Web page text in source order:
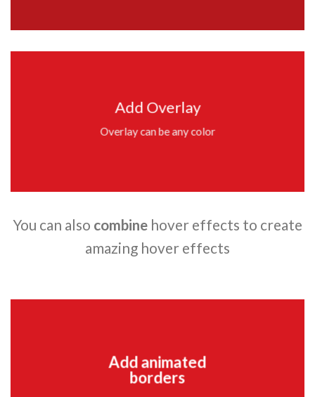
Add Overlay
Overlay can be any color
You can also combine hover effects to create
amazing hover effects
Add animated
borders